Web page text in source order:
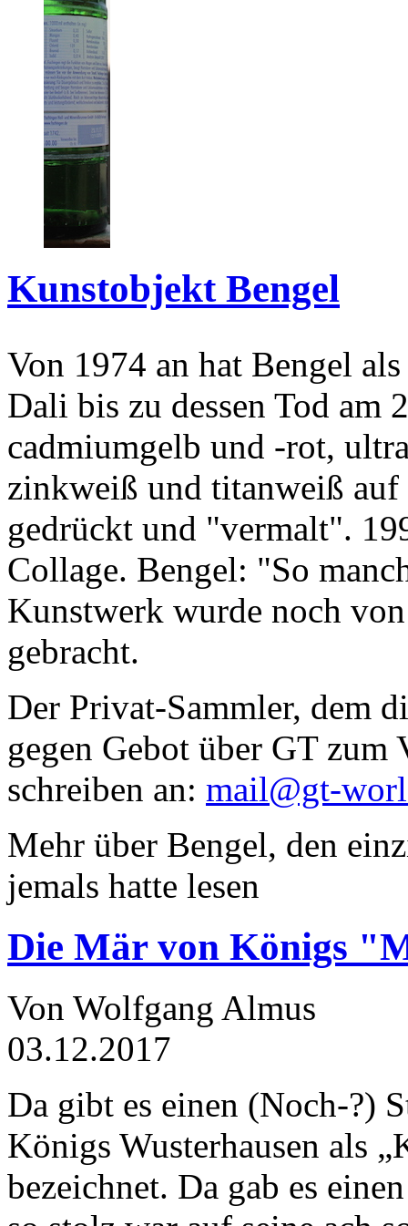
Kunstobjekt Bengel
Von 1974 an hat Bengel
Dali bis zu dessen Tod am
cadmiumgelb und -rot,
zinkweiß und titanweiß
gedrückt und "vermalt".
Collage. Bengel: "So
Kunstwerk wurde noch
gebracht.
Der Privat-Sammler, dem
gegen Gebot über GT zum
schreiben an: mail@gt-
Mehr über Bengel, den
jemals hatte lesen
Die Mär von Königs
Von Wolfgang Almus
03.12.2017
Da gibt es einen (Noch-?)
Königs Wusterhausen als
bezeichnet. Da gab es